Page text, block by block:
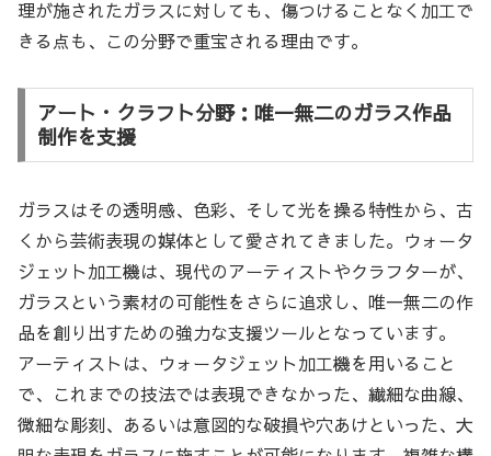
理が施されたガラスに対しても、傷つけることなく加工で
きる点も、この分野で重宝される理由です。
アート・クラフト分野：唯一無二のガラス作品
制作を支援
ガラスはその透明感、色彩、そして光を操る特性から、古
くから芸術表現の媒体として愛されてきました。ウォータ
ジェット加工機は、現代のアーティストやクラフターが、
ガラスという素材の可能性をさらに追求し、唯一無二の作
品を創り出すための強力な支援ツールとなっています。
アーティストは、ウォータジェット加工機を用いること
で、これまでの技法では表現できなかった、繊細な曲線、
微細な彫刻、あるいは意図的な破損や穴あけといった、大